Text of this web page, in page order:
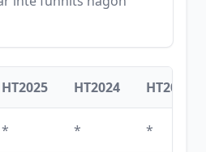
HT2025 HT2024 HT2023
* * *